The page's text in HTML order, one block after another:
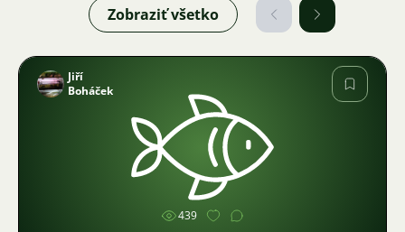
Zobraziť všetko
Obrázok
Jiří
Boháček
439